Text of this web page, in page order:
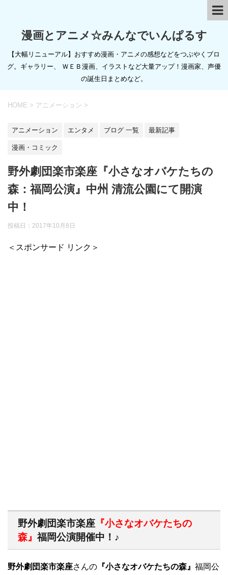
漫画とアニメ☆みんなでいんぱるす
【大幅リニューアル】おすすめ漫画・アニメの感想などをつぶやくブロ
グ。ギャラリー、 ＷＥＢ漫画、イラストなど大量アップ！漫画家、声優
の誕生日まとめなど。
HOME > アニメーション >
アニメーション エンタメ ブログ 一覧 最新記事
漫画・コミック
野外劇団楽市楽座『小さなオバケたちの
森：福岡公演』中州 清流公園にて開演
中！
投稿日： 2017年10月8日
＜スポンサード リンク＞
野外劇団楽市楽座 『小さなオバケたちの
森』福岡公演開催中！ ♪
野外劇団楽市楽座さんの 『小さなオバケたちの森』 福岡公